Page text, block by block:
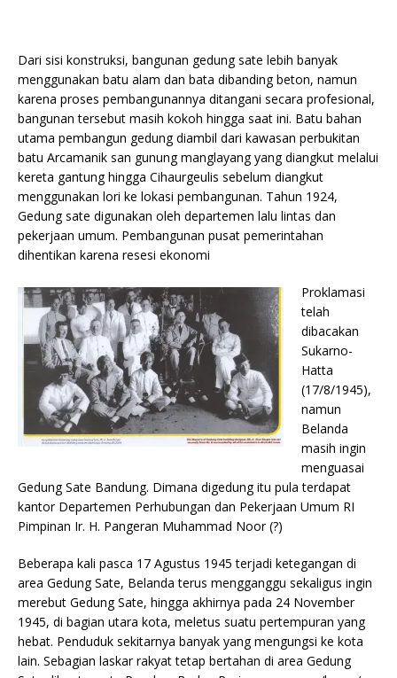
Dari sisi konstruksi, bangunan gedung sate lebih banyak
menggunakan batu alam dan bata dibanding beton, namun
karena proses pembangunannya ditangani secara profesional,
bangunan tersebut masih kokoh hingga saat ini. Batu bahan
utama pembangun gedung diambil dari kawasan perbukitan
batu Arcamanik san gunung manglayang yang diangkut melalui
kereta gantung hingga Cihaurgeulis sebelum diangkut
menggunakan lori ke lokasi pembangunan. Tahun 1924,
Gedung sate digunakan oleh departemen lalu lintas dan
pekerjaan umum. Pembangunan pusat pemerintahan
dihentikan karena resesi ekonomi
Proklamasi
telah
dibacakan
Sukarno-
Hatta
(17/8/1945),
namun
Belanda
masih ingin
menguasai
Gedung Sate Bandung. Dimana digedung itu pula terdapat
kantor Departemen Perhubungan dan Pekerjaan Umum RI
Pimpinan Ir. H. Pangeran Muhammad Noor (?)
Beberapa kali pasca 17 Agustus 1945 terjadi ketegangan di
area Gedung Sate, Belanda terus mengganggu sekaligus ingin
merebut Gedung Sate, hingga akhirnya pada 24 November
1945, di bagian utara kota, meletus suatu pertempuran yang
hebat. Penduduk sekitarnya banyak yang mengungsi ke kota
lain. Sebagian laskar rakyat tetap bertahan di area Gedung